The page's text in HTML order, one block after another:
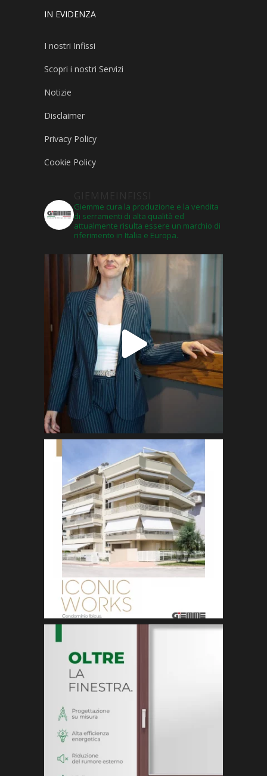
IN EVIDENZA
I nostri Infissi
Scopri i nostri Servizi
Notizie
Disclaimer
Privacy Policy
Cookie Policy
Giemme cura la produzione e la vendita
di serramenti di alta qualità ed
attualmente risulta essere un marchio di
riferimento in Italia e Europa.